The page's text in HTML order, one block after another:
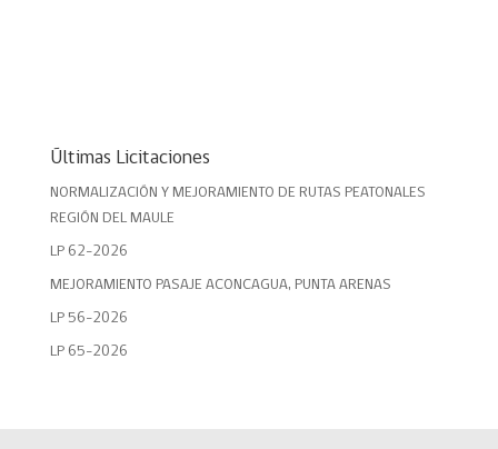
Últimas Licitaciones
NORMALIZACIÓN Y MEJORAMIENTO DE RUTAS PEATONALES
REGIÓN DEL MAULE
LP 62-2026
MEJORAMIENTO PASAJE ACONCAGUA, PUNTA ARENAS
LP 56-2026
LP 65-2026